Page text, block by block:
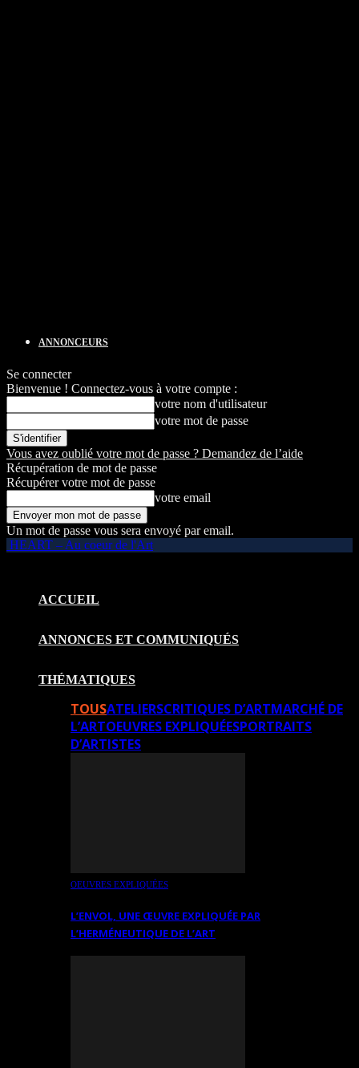
ANNONCEURS
Se connecter
Bienvenue ! Connectez-vous à votre compte :
votre nom d'utilisateur
votre mot de passe
Vous avez oublié votre mot de passe ? Demandez de l’aide
Récupération de mot de passe
Récupérer votre mot de passe
votre email
Un mot de passe vous sera envoyé par email.
HEART – Au coeur de l'Art
ACCUEIL
ANNONCES ET COMMUNIQUÉS
THÉMATIQUES
TOUSATELIERSCRITIQUES D’ARTMARCHÉ DE
L’ARTOEUVRES EXPLIQUÉESPORTRAITS
D’ARTISTES
OEUVRES EXPLIQUÉES
L’ENVOL, UNE ŒUVRE EXPLIQUÉE PAR
L’HERMÉNEUTIQUE DE L’ART